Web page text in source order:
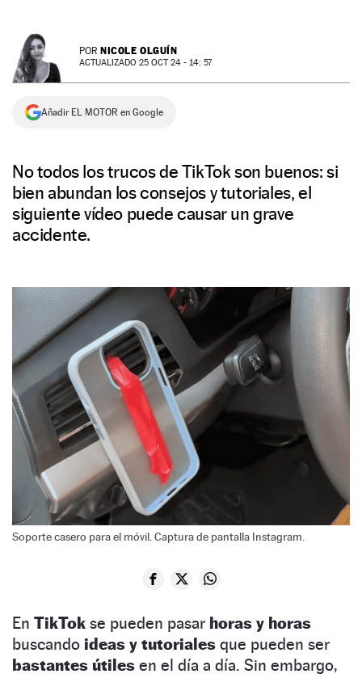
SERVICIOS
NEWSLETTER
SÍGUENOS
POR NICOLE OLGUÍN
ACTUALIZADO 25 OCT 24 - 14: 57
Añadir EL MOTOR en Google
No todos los trucos de TikTok son buenos: si
bien abundan los consejos y tutoriales, el
siguiente vídeo puede causar un grave
accidente.
Soporte casero para el móvil. Captura de pantalla Instagram.
En TikTok se pueden pasar horas y horas
buscando ideas y tutoriales que pueden ser
bastantes útiles en el día a día. Sin embargo,